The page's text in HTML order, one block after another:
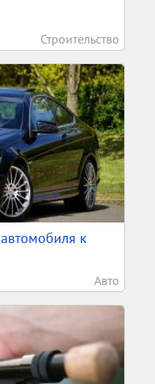
Строительство
к
Авто